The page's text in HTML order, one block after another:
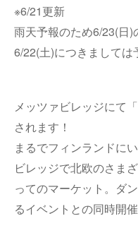
※6/21更新
雨天予報のため6/23(日)
6/22(土)につきましては
メッツァビレッジにて
されます！
まるでフィンランドに
ビレッジで北欧のさま
ってのマーケット。ダ
るイベントとの同時開催